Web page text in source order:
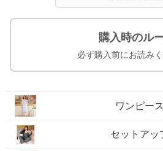
購入時のル
必ず購入前にお読みく
ワンピース
セットアッ